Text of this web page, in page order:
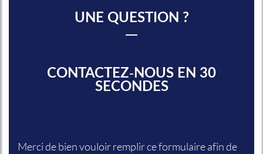
UNE QUESTION ?
CONTACTEZ-NOUS EN 30
SECONDES
Merci de bien vouloir remplir ce formulaire afin de